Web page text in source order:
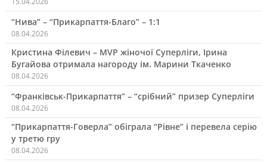
“Нива” – “Прикарпаття-Благо” – 1:1
08.04.2026
Кристина Філевич – MVP жіночої Суперліги, Ірина
Бугайова отримала нагороду ім. Марини Ткаченко
08.04.2026
“Франківськ-Прикарпаття” – “срібний” призер Суперліги
08.04.2026
“Прикарпаття-Говерла” обіграла “Рівне” і перевела серію
у третю гру
08.04.2026